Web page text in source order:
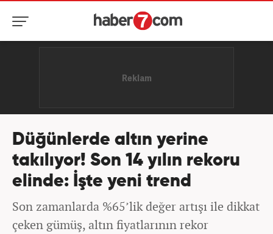
Düğünlerde altın yerine
takılıyor! Son 14 yılın rekoru
elinde: İşte yeni trend
Son zamanlarda %65’lik değer artışı ile dikkat
çeken gümüş, altın fiyatlarının rekor